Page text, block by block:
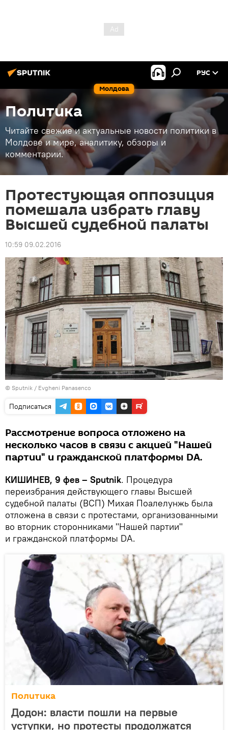
Молдова
РУС
Политика
Читайте свежие и актуальные новости политики в
Молдове и мире, аналитику, обзоры и
комментарии.
Протестующая оппозиция
помешала избрать главу
Высшей судебной палаты
10:59 09.02.2016
© Sputnik / Evgheni Panasenco
Подписаться
Рассмотрение вопроса отложено на
несколько часов в связи с акцией "Нашей
партии" и гражданской платформы DA.
КИШИНЕВ, 9 фев – Sputnik. Процедура
переизбрания действующего главы Высшей
судебной палаты (ВСП) Михая Поалелунжь была
отложена в связи с протестами, организованными
во вторник сторонниками "Нашей партии"
и гражданской платформы DA.
Политика
Додон: власти пошли на первые
уступки, но протесты продолжатся